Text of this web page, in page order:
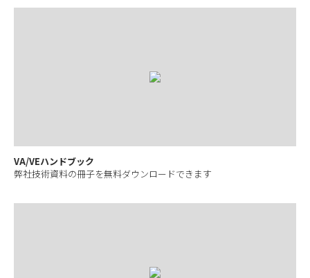
VA/VEハンドブック
弊社技術資料の冊子を無料ダウンロードできます